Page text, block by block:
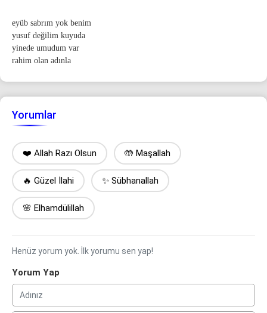
eyüb sabrım yok benim
yusuf değilim kuyuda
yinede umudum var
rahim olan adınla
Yorumlar
❤️ Allah Razı Olsun 🤲 Maşallah
🔥 Güzel İlahi ✨ Sübhanallah
🌸 Elhamdülillah
Henüz yorum yok. İlk yorumu sen yap!
Yorum Yap